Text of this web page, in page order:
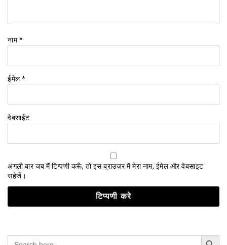
नाम*
ईमेल*
वेबसाईट
अगली बार जब मैं टिप्पणी करूँ, तो इस ब्राउज़र में मेरा नाम, ईमेल और वेबसाइट
सहेजें।
Search Search Button